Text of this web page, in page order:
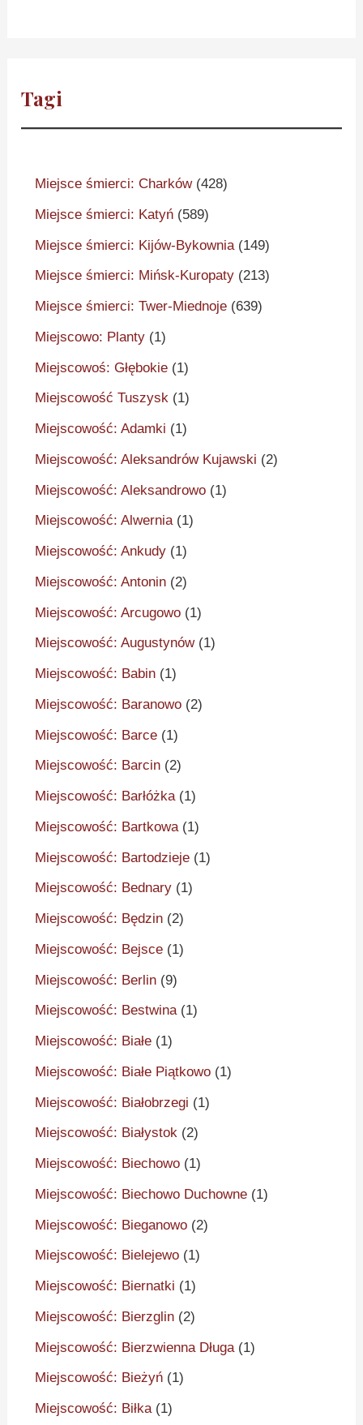
Tagi
Miejsce śmierci: Charków(428)
Miejsce śmierci: Katyń (589)
Miejsce śmierci: Kijów-Bykownia (149)
Miejsce śmierci: Mińsk-Kuropaty (213)
Miejsce śmierci: Twer-Miednoje (639)
Miejscowo: Planty (1)
Miejscowoś: Głębokie (1)
Miejscowość Tuszysk (1)
Miejscowość: Adamki (1)
Miejscowość: Aleksandrów Kujawski (2)
Miejscowość: Aleksandrowo (1)
Miejscowość: Alwernia(1)
Miejscowość: Ankudy (1)
Miejscowość: Antonin (2)
Miejscowość: Arcugowo (1)
Miejscowość: Augustynów(1)
Miejscowość: Babin (1)
Miejscowość: Baranowo (2)
Miejscowość: Barce (1)
Miejscowość: Barcin (2)
Miejscowość: Barłóżka(1)
Miejscowość: Bartkowa(1)
Miejscowość: Bartodzieje (1)
Miejscowość: Bednary (1)
Miejscowość: Będzin (2)
Miejscowość: Bejsce (1)
Miejscowość: Berlin (9)
Miejscowość: Bestwina(1)
Miejscowość: Białe (1)
Miejscowość: Białe Piątkowo (1)
Miejscowość: Białobrzegi (1)
Miejscowość: Białystok (2)
Miejscowość: Biechowo (1)
Miejscowość: Biechowo Duchowne (1)
Miejscowość: Bieganowo (2)
Miejscowość: Bielejewo (1)
Miejscowość: Biernatki (1)
Miejscowość: Bierzglin (2)
Miejscowość: Bierzwienna Długa (1)
Miejscowość: Bieżyń (1)
Miejscowość: Biłka(1)